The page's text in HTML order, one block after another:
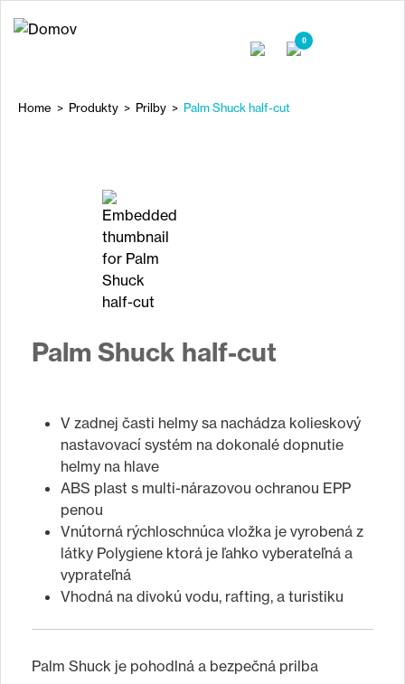
to
0
Home > Produkty > Prilby > Palm Shuck half-cut
Palm Shuck half-cut
V zadnej časti helmy sa nachádza kolieskový
nastavovací systém na dokonalé dopnutie
helmy na hlave
ABS plast s multi-nárazovou ochranou EPP
penou
Vnútorná rýchloschnúca vložka je vyrobená z
látky Polygiene ktorá je ľahko vyberateľná a
vyprateľná
Vhodná na divokú vodu, rafting, a turistiku
Palm Shuck je pohodlná a bezpečná prilba